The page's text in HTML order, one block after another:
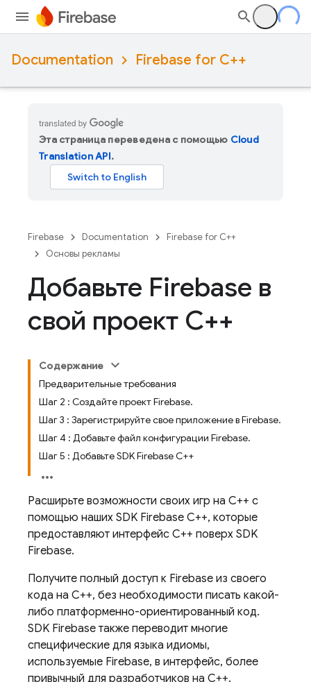
Documentation Firebase for C++
Эта страница переведена с помощью Cloud
Translation API.
Firebase Documentation
Firebase for C++
Основы рекламы
Добавьте Firebase в
свой проект C++
Содержание
Предварительные требования
Шаг 2 : Создайте проект Firebase.
Шаг 3 : Зарегистрируйте свое приложение в Firebase.
Шаг 4 : Добавьте файл конфигурации Firebase.
Шаг 5 : Добавьте SDK Firebase C++
Расширьте возможности своих игр на C++ с
помощью наших SDK Firebase C++, которые
предоставляют интерфейс C++ поверх SDK
Firebase.
Получите полный доступ к Firebase из своего
кода на C++, без необходимости писать какой-
либо платформенно-ориентированный код.
SDK Firebase также переводит многие
специфические для языка идиомы,
используемые Firebase, в интерфейс, более
привычный для разработчиков на C++.